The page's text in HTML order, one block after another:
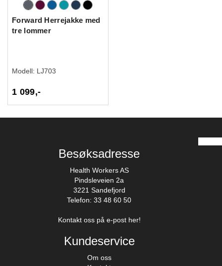
Forward Herrejakke med
tre lommer
Modell: LJ703
1 099,-
Besøksadresse
Health Workers AS
Pindsleveien 2a
3221 Sandefjord
Telefon: 33 48 60 50
Kontakt oss på e-post her!
Kundeservice
Om oss